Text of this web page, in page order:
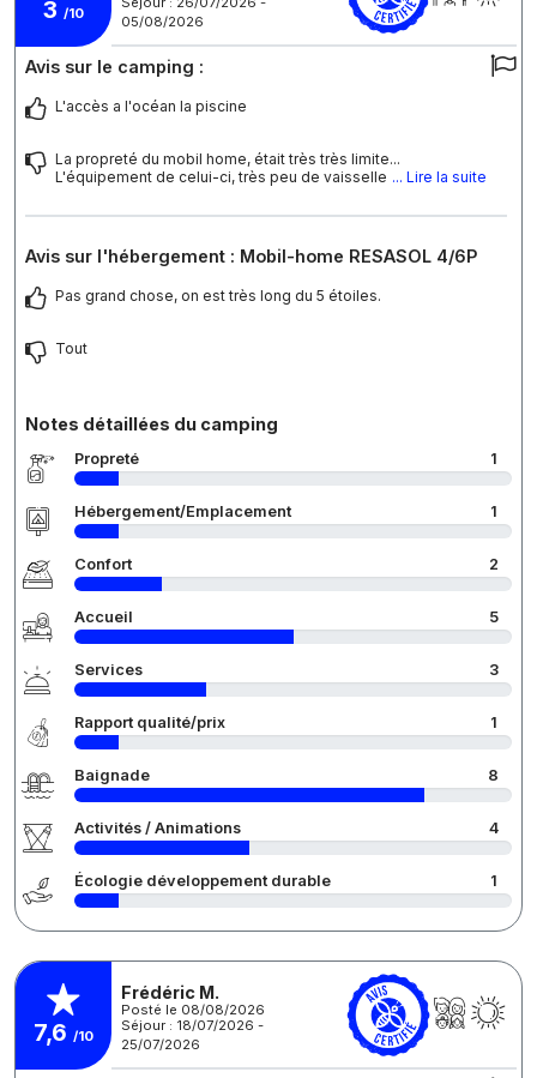
3 /10
05/08/2026
Avis sur le camping :
L'accès a l'océan la piscine
La propreté du mobil home, était très très limite...
L'équipement de celui-ci, très peu de vaisselle ... Lire la suite
Avis sur l'hébergement : Mobil-home RESASOL 4/6P
Pas grand chose, on est très long du 5 étoiles.
Tout
Notes détaillées du camping
Propreté 1
Hébergement/Emplacement 1
Confort 2
Accueil 5
Services 3
Rapport qualité/prix 1
Baignade 8
Activités / Animations 4
Écologie développement durable 1
7,6 /10
Frédéric M.
Posté le 08/08/2026
Séjour : 18/07/2026 -
25/07/2026